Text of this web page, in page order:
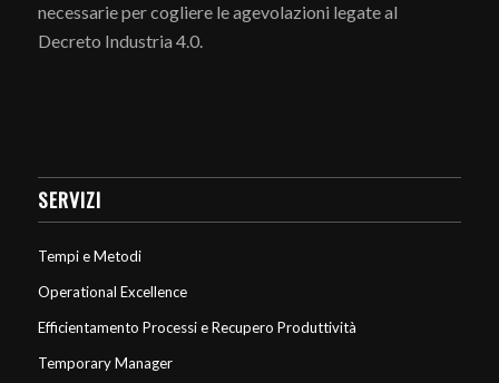
necessarie per cogliere le agevolazioni legate al
Decreto Industria 4.0.
SERVIZI
Tempi e Metodi
Operational Excellence
Efficientamento Processi e Recupero Produttività
Temporary Manager